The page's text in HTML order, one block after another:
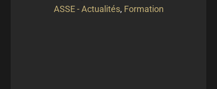
ASSE - Actualités, Formation